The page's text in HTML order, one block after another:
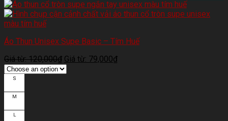
Áo Thun Unisex Supe Basic – Tím Huế
Giá từ:120,000₫ Giá từ: 79,000₫
S
M
L